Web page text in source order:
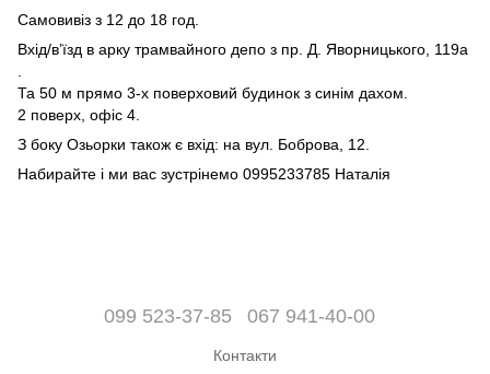
Самовивіз з 12 до 18 год.
Вхід/в’їзд в арку трамвайного депо з пр. Д. Яворницького, 119а
Та 50 м прямо 3-х поверховий будинок з синім дахом.
2 поверх, офіс 4.
З боку Озьорки також є вхід: на вул. Боброва, 12.
Набирайте і ми вас зустрінемо 0995233785 Наталія
099 523-37-85 067 941-40-00
Контакти